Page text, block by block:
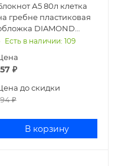
А5 80л клетка
гребне пластиковая
DIAMOND
Желтый
Есть в наличии: 109
₽
до скидки
₽
В корзину